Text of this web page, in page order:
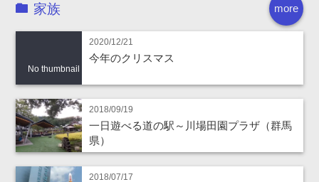
more
家族
No thumbnail
2020/12/21
今年のクリスマス
2018/09/19
一日遊べる道の駅～川場田園プラザ（群馬
県）
2018/07/17